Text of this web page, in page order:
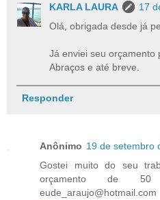
KARLA LAURA
17
Olá, obrigada desde já
Já enviei seu orçamento
Abraços e até breve.
Responder
Anônimo 19 de setembro
Gostei muito do seu
orçamento de 50
eude_araujo@hotmail.com